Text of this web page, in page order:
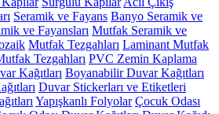
Seramik ve Fayans Banyo Seramik ve
ve Fayansları Mutfak Seramik ve
Mutfak Tezgahları Laminant Mutfak
Tezgahları PVC Zemin Kaplama
Kağıtları Boyanabilir Duvar Kağıtları
Duvar Stickerları ve Etiketleri
Yapışkanlı Folyolar Çocuk Odası